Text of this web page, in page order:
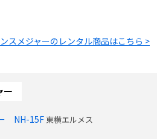
スメジャーのレンタル商品はこちら >
ー
NH-15F 東横エルメス